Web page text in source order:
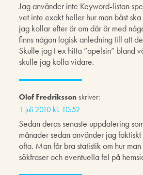
Jag använder inte Keyword-listan
vet inte exakt heller hur man bäst
jag kollar efter är om där är med
finns någon logisk anledning till att
Skulle jag t ex hitta ”apelsin” bland
skulle jag kolla vidare.
Olof Fredrikssonskriver:
1 juli 2010 kl. 10:52
Sedan deras senaste uppdatering
månader sedan använder jag
ofta. Man får bra statistik om hur
sökfraser och eventuella fel på